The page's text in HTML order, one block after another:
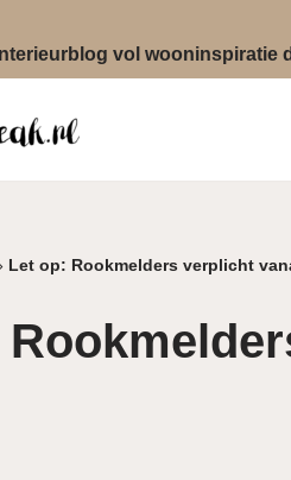
vol wooninspiratie
Let op: Rookmelders verplicht